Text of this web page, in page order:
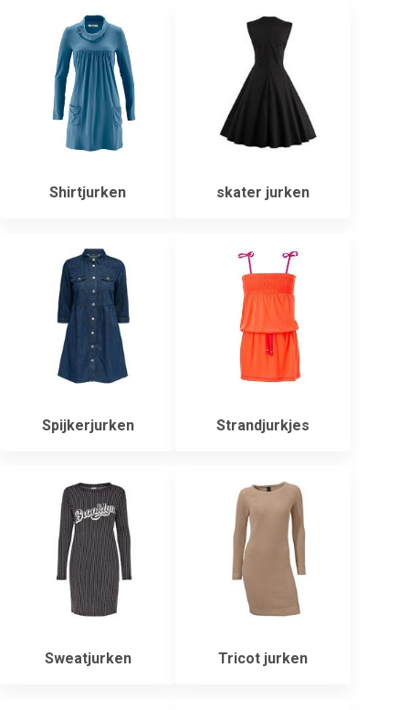
Shirtjurken skater jurken
Spijkerjurken Strandjurkjes
Sweatjurken Tricot jurken